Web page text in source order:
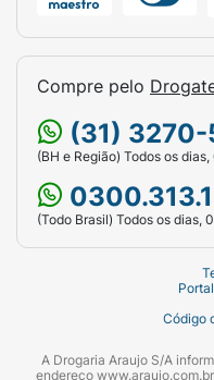
Compre pelo
(31)
(BH e Região) Todos os
(Todo Brasil) Todos os dias,
Código
A Drogaria Araujo S/A
endereço